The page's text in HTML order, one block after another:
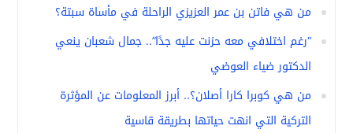
من هي فاتن بن عمر العزيزي الراحلة في مأساة سبتة؟
“رغم اختلافي معه حزنت عليه جدًا”.. جمال شعبان ينعي
الدكتور ضياء العوضي
من هي كوبرا كارا أصلان؟.. أبرز المعلومات عن المؤثرة
التركية التي انهت حياتها بطريقة قاسية